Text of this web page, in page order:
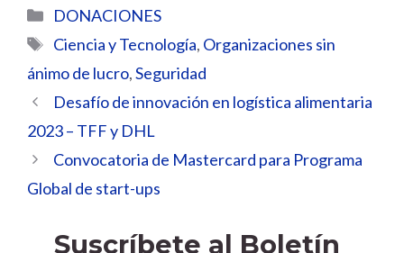
Categorías
DONACIONES
Etiquetas
Ciencia y Tecnología, Organizaciones sin
ánimo de lucro,Seguridad
Desafío de innovación en logística alimentaria
2023 – TFF y DHL
Convocatoria de Mastercard para Programa
Global de start-ups
Suscríbete al Boletín